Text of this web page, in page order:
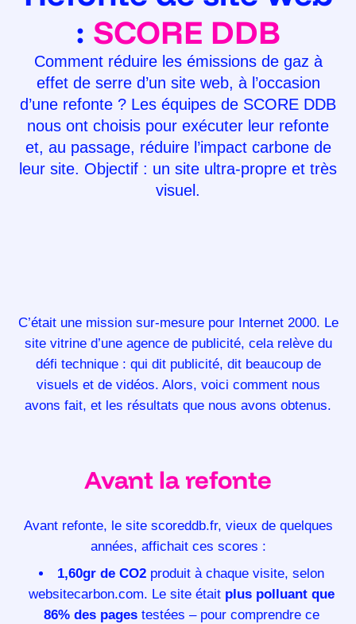
: SCORE DDB
Comment réduire les émissions de gaz à
effet de serre d’un site web, à l’occasion
d’une refonte ? Les équipes de SCORE DDB
nous ont choisis pour exécuter leur refonte
et, au passage, réduire l’impact carbone de
leur site. Objectif : un site ultra-propre et très
visuel.
C’était une mission sur-mesure pour Internet 2000. Le
site vitrine d’une agence de publicité, cela relève du
défi technique : qui dit publicité, dit beaucoup de
visuels et de vidéos. Alors, voici comment nous
avons fait, et les résultats que nous avons obtenus.
Avant la refonte
Avant refonte, le site scoreddb.fr, vieux de quelques
années, affichait ces scores :
1,60gr de CO2produit à chaque visite, selon
websitecarbon.com. Le site était plus polluant que
86% des pagestestées – pour comprendre ce